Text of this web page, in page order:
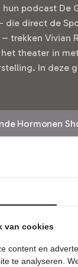
hun podcast De
die direct de
trekken Vivian
theater in
In deze
Hormonen
van cookies
content en
te analyseren.